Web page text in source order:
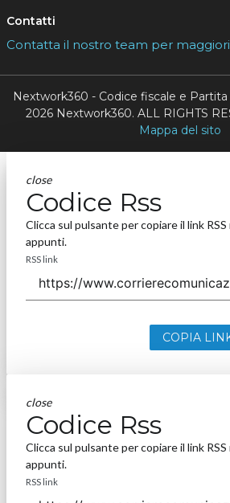
Contatti
Contatta il nostro team per
Nextwork360 - Codice fiscale e
2026 Nextwork360. ALL RIGHTS
Mappa del sito
close
Codice Rss
Clicca sul pulsante per copiare il link RSS
appunti.
RSS link
COPIA
close
Codice Rss
Clicca sul pulsante per copiare il link RSS
appunti.
RSS link